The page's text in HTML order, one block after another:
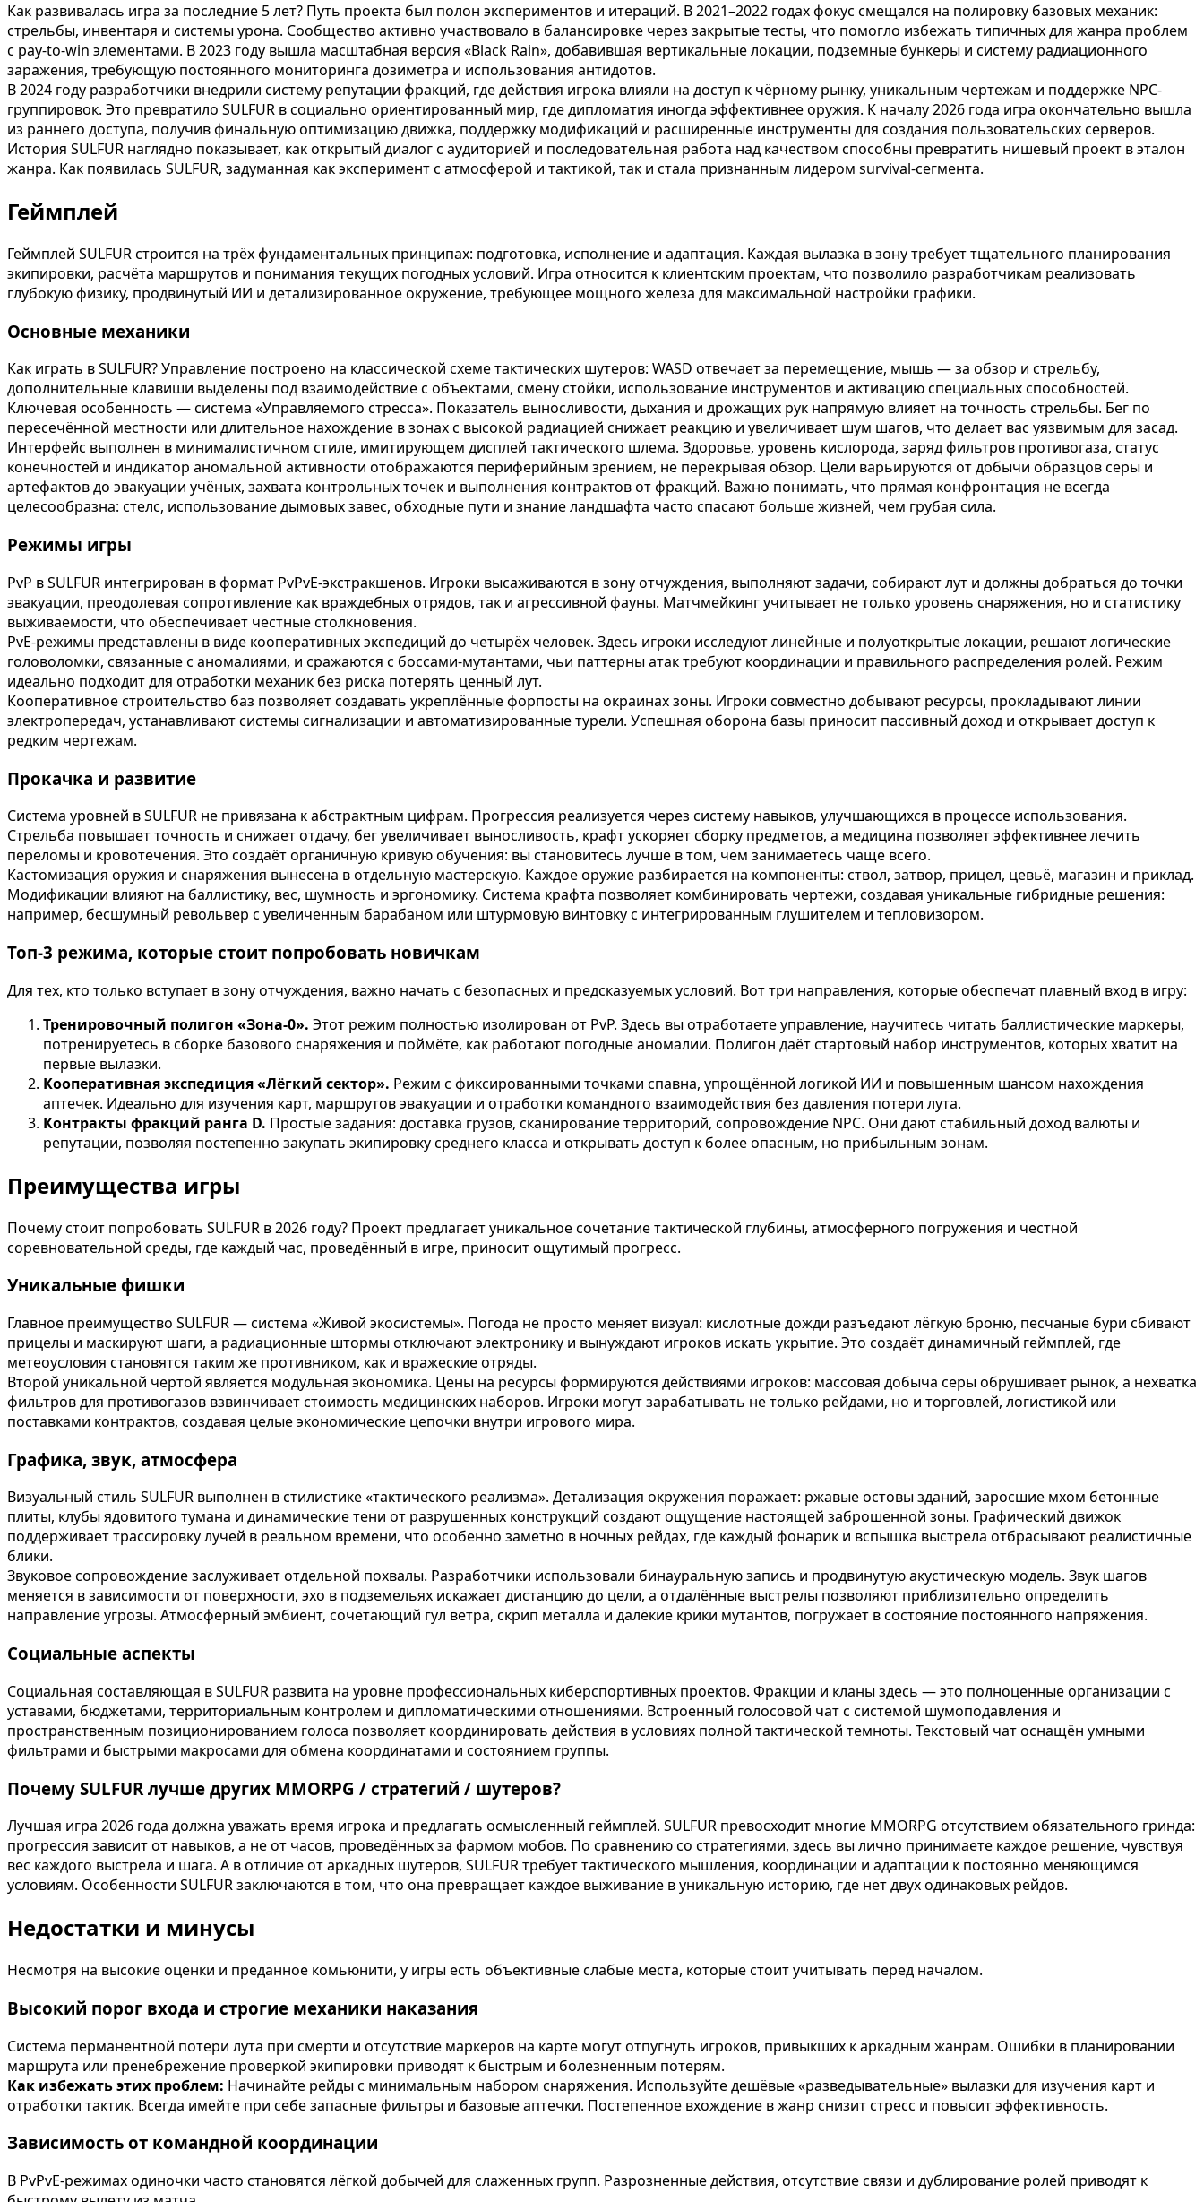
Как развивалась игра за последние 5 лет? Путь проекта был полон экспериментов и итераций. В 2021–2022 годах фокус смещался на полировку базовых механик:
стрельбы, инвентаря и системы урона. Сообщество активно участвовало в балансировке через закрытые тесты, что помогло избежать типичных для жанра проблем
с pay-to-win элементами. В 2023 году вышла масштабная версия «Black Rain», добавившая вертикальные локации, подземные бункеры и систему радиационного
заражения, требующую постоянного мониторинга дозиметра и использования антидотов.
В 2024 году разработчики внедрили систему репутации фракций, где действия игрока влияли на доступ к чёрному рынку, уникальным чертежам и поддержке NPC-
группировок. Это превратило SULFUR в социально ориентированный мир, где дипломатия иногда эффективнее оружия. К началу 2026 года игра окончательно вышла
из раннего доступа, получив финальную оптимизацию движка, поддержку модификаций и расширенные инструменты для создания пользовательских серверов.
История SULFUR наглядно показывает, как открытый диалог с аудиторией и последовательная работа над качеством способны превратить нишевый проект в эталон
жанра. Как появилась SULFUR, задуманная как эксперимент с атмосферой и тактикой, так и стала признанным лидером survival-сегмента.
Геймплей
Геймплей SULFUR строится на трёх фундаментальных принципах: подготовка, исполнение и адаптация. Каждая вылазка в зону требует тщательного планирования
экипировки, расчёта маршрутов и понимания текущих погодных условий. Игра относится к клиентским проектам, что позволило разработчикам реализовать
глубокую физику, продвинутый ИИ и детализированное окружение, требующее мощного железа для максимальной настройки графики.
Основные механики
Как играть в SULFUR? Управление построено на классической схеме тактических шутеров: WASD отвечает за перемещение, мышь — за обзор и стрельбу,
дополнительные клавиши выделены под взаимодействие с объектами, смену стойки, использование инструментов и активацию специальных способностей.
Ключевая особенность — система «Управляемого стресса». Показатель выносливости, дыхания и дрожащих рук напрямую влияет на точность стрельбы. Бег по
пересечённой местности или длительное нахождение в зонах с высокой радиацией снижает реакцию и увеличивает шум шагов, что делает вас уязвимым для засад.
Интерфейс выполнен в минималистичном стиле, имитирующем дисплей тактического шлема. Здоровье, уровень кислорода, заряд фильтров противогаза, статус
конечностей и индикатор аномальной активности отображаются периферийным зрением, не перекрывая обзор. Цели варьируются от добычи образцов серы и
артефактов до эвакуации учёных, захвата контрольных точек и выполнения контрактов от фракций. Важно понимать, что прямая конфронтация не всегда
целесообразна: стелс, использование дымовых завес, обходные пути и знание ландшафта часто спасают больше жизней, чем грубая сила.
Режимы игры
PvP в SULFUR интегрирован в формат PvPvE-экстракшенов. Игроки высаживаются в зону отчуждения, выполняют задачи, собирают лут и должны добраться до точки
эвакуации, преодолевая сопротивление как враждебных отрядов, так и агрессивной фауны. Матчмейкинг учитывает не только уровень снаряжения, но и статистику
выживаемости, что обеспечивает честные столкновения.
PvE-режимы представлены в виде кооперативных экспедиций до четырёх человек. Здесь игроки исследуют линейные и полуоткрытые локации, решают логические
головоломки, связанные с аномалиями, и сражаются с боссами-мутантами, чьи паттерны атак требуют координации и правильного распределения ролей. Режим
идеально подходит для отработки механик без риска потерять ценный лут.
Кооперативное строительство баз позволяет создавать укреплённые форпосты на окраинах зоны. Игроки совместно добывают ресурсы, прокладывают линии
электропередач, устанавливают системы сигнализации и автоматизированные турели. Успешная оборона базы приносит пассивный доход и открывает доступ к
редким чертежам.
Прокачка и развитие
Система уровней в SULFUR не привязана к абстрактным цифрам. Прогрессия реализуется через систему навыков, улучшающихся в процессе использования.
Стрельба повышает точность и снижает отдачу, бег увеличивает выносливость, крафт ускоряет сборку предметов, а медицина позволяет эффективнее лечить
переломы и кровотечения. Это создаёт органичную кривую обучения: вы становитесь лучше в том, чем занимаетесь чаще всего.
Кастомизация оружия и снаряжения вынесена в отдельную мастерскую. Каждое оружие разбирается на компоненты: ствол, затвор, прицел, цевьё, магазин и приклад.
Модификации влияют на баллистику, вес, шумность и эргономику. Система крафта позволяет комбинировать чертежи, создавая уникальные гибридные решения:
например, бесшумный револьвер с увеличенным барабаном или штурмовую винтовку с интегрированным глушителем и тепловизором.
Топ-3 режима, которые стоит попробовать новичкам
Для тех, кто только вступает в зону отчуждения, важно начать с безопасных и предсказуемых условий. Вот три направления, которые обеспечат плавный вход в игру:
Тренировочный полигон «Зона-0». Этот режим полностью изолирован от PvP. Здесь вы отработаете управление, научитесь читать баллистические маркеры,
потренируетесь в сборке базового снаряжения и поймёте, как работают погодные аномалии. Полигон даёт стартовый набор инструментов, которых хватит на
первые вылазки.
Кооперативная экспедиция «Лёгкий сектор». Режим с фиксированными точками спавна, упрощённой логикой ИИ и повышенным шансом нахождения
аптечек. Идеально для изучения карт, маршрутов эвакуации и отработки командного взаимодействия без давления потери лута.
Контракты фракций ранга D. Простые задания: доставка грузов, сканирование территорий, сопровождение NPC. Они дают стабильный доход валюты и
репутации, позволяя постепенно закупать экипировку среднего класса и открывать доступ к более опасным, но прибыльным зонам.
Преимущества игры
Почему стоит попробовать SULFUR в 2026 году? Проект предлагает уникальное сочетание тактической глубины, атмосферного погружения и честной
соревновательной среды, где каждый час, проведённый в игре, приносит ощутимый прогресс.
Уникальные фишки
Главное преимущество SULFUR — система «Живой экосистемы». Погода не просто меняет визуал: кислотные дожди разъедают лёгкую броню, песчаные бури сбивают
прицелы и маскируют шаги, а радиационные штормы отключают электронику и вынуждают игроков искать укрытие. Это создаёт динамичный геймплей, где
метеоусловия становятся таким же противником, как и вражеские отряды.
Второй уникальной чертой является модульная экономика. Цены на ресурсы формируются действиями игроков: массовая добыча серы обрушивает рынок, а нехватка
фильтров для противогазов взвинчивает стоимость медицинских наборов. Игроки могут зарабатывать не только рейдами, но и торговлей, логистикой или
поставками контрактов, создавая целые экономические цепочки внутри игрового мира.
Графика, звук, атмосфера
Визуальный стиль SULFUR выполнен в стилистике «тактического реализма». Детализация окружения поражает: ржавые остовы зданий, заросшие мхом бетонные
плиты, клубы ядовитого тумана и динамические тени от разрушенных конструкций создают ощущение настоящей заброшенной зоны. Графический движок
поддерживает трассировку лучей в реальном времени, что особенно заметно в ночных рейдах, где каждый фонарик и вспышка выстрела отбрасывают реалистичные
блики.
Звуковое сопровождение заслуживает отдельной похвалы. Разработчики использовали бинауральную запись и продвинутую акустическую модель. Звук шагов
меняется в зависимости от поверхности, эхо в подземельях искажает дистанцию до цели, а отдалённые выстрелы позволяют приблизительно определить
направление угрозы. Атмосферный эмбиент, сочетающий гул ветра, скрип металла и далёкие крики мутантов, погружает в состояние постоянного напряжения.
Социальные аспекты
Социальная составляющая в SULFUR развита на уровне профессиональных киберспортивных проектов. Фракции и кланы здесь — это полноценные организации с
уставами, бюджетами, территориальным контролем и дипломатическими отношениями. Встроенный голосовой чат с системой шумоподавления и
пространственным позиционированием голоса позволяет координировать действия в условиях полной тактической темноты. Текстовый чат оснащён умными
фильтрами и быстрыми макросами для обмена координатами и состоянием группы.
Почему SULFUR лучше других MMORPG / стратегий / шутеров?
Лучшая игра 2026 года должна уважать время игрока и предлагать осмысленный геймплей. SULFUR превосходит многие MMORPG отсутствием обязательного гринда:
прогрессия зависит от навыков, а не от часов, проведённых за фармом мобов. По сравнению со стратегиями, здесь вы лично принимаете каждое решение, чувствуя
вес каждого выстрела и шага. А в отличие от аркадных шутеров, SULFUR требует тактического мышления, координации и адаптации к постоянно меняющимся
условиям. Особенности SULFUR заключаются в том, что она превращает каждое выживание в уникальную историю, где нет двух одинаковых рейдов.
Недостатки и минусы
Несмотря на высокие оценки и преданное комьюнити, у игры есть объективные слабые места, которые стоит учитывать перед началом.
Высокий порог входа и строгие механики наказания
Система перманентной потери лута при смерти и отсутствие маркеров на карте могут отпугнуть игроков, привыкших к аркадным жанрам. Ошибки в планировании
маршрута или пренебрежение проверкой экипировки приводят к быстрым и болезненным потерям.
Как избежать этих проблем: Начинайте рейды с минимальным набором снаряжения. Используйте дешёвые «разведывательные» вылазки для изучения карт и
отработки тактик. Всегда имейте при себе запасные фильтры и базовые аптечки. Постепенное вхождение в жанр снизит стресс и повысит эффективность.
Зависимость от командной координации
В PvPvE-режимах одиночки часто становятся лёгкой добычей для слаженных групп. Разрозненные действия, отсутствие связи и дублирование ролей приводят к